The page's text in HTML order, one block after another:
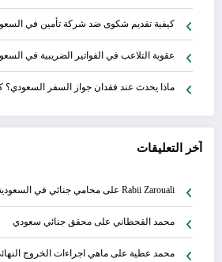
كيفية تقديم شكوى ضد شركة تأمين في
عقوبة التلاعب في الفواتير الضريبية في
ماذا يحدث عند فقدان جواز السفر
آخر التعليقات
Rabii Zarouali على محامي جنائي في
محمد القحطاني على محقق جنائي سعودي
محمد عطية على ماهي اجراءات الخروج